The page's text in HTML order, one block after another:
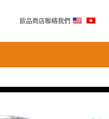
飲品商店聯絡我們